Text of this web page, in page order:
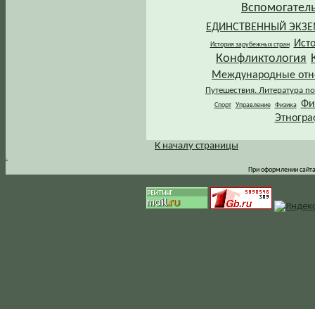
ЕДИНСТВЕННЫЙ
История зарубежных стран
Конфликтология
Международные
Путешествия. Литература
Спорт Управление Физика
.
К началу страницы
При оформлении